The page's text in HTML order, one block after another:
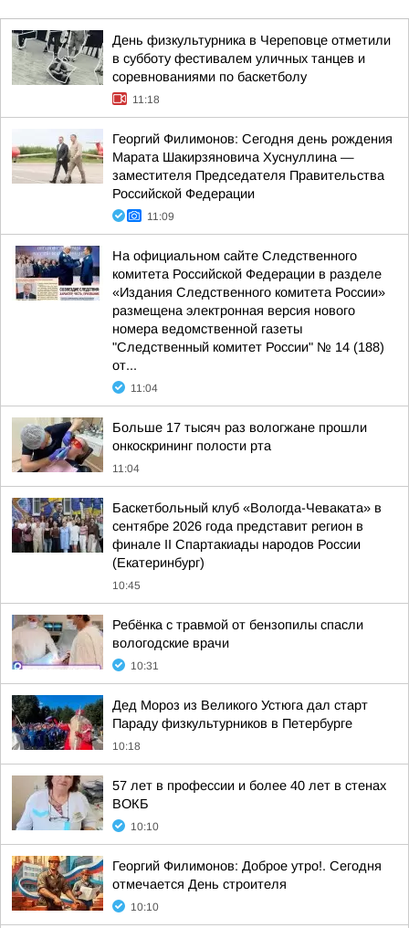
День физкультурника в Череповце отметили
в субботу фестивалем уличных танцев и
соревнованиями по баскетболу
11:18
Георгий Филимонов: Сегодня день рождения
Марата Шакирзяновича Хуснуллина —
заместителя Председателя Правительства
Российской Федерации
11:09
На официальном сайте Следственного
комитета Российской Федерации в разделе
«Издания Следственного комитета России»
размещена электронная версия нового
номера ведомственной газеты
"Следственный комитет России" № 14 (188)
от...
11:04
Больше 17 тысяч раз вологжане прошли
онкоскрининг полости рта
11:04
Баскетбольный клуб «Вологда-Чеваката» в
сентябре 2026 года представит регион в
финале II Спартакиады народов России
(Екатеринбург)
10:45
Ребёнка с травмой от бензопилы спасли
вологодские врачи
10:31
Дед Мороз из Великого Устюга дал старт
Параду физкультурников в Петербурге
10:18
57 лет в профессии и более 40 лет в стенах
ВОКБ
10:10
Георгий Филимонов: Доброе утро!. Сегодня
отмечается День строителя
10:10